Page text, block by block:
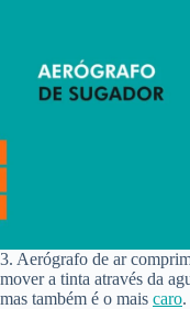
3. Aerógrafo de ar
mover a tinta através da
mas também é o mais caro.